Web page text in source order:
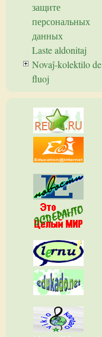
защите
персональных
данных
Laste aldonitaj
Novaĵ-kolektilo de
fluoj